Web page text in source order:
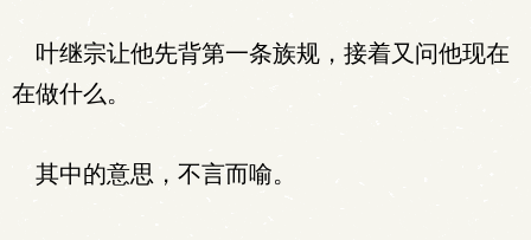
叶继宗让他先背第一条族规，接着又问他现在
在做什么。
其中的意思，不言而喻。